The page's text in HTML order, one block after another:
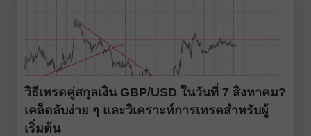
วิธีเทรดคู่สกุลเงิน GBP/USD ในวันที่ 7 สิงหาคม?
เคล็ดลับง่าย ๆ และวิเคราะห์การเทรดสำหรับผู้
เริ่มต้น